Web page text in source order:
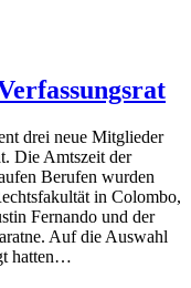
drei neue Mitglieder
Die Amtszeit der
Berufen wurden
in Colombo,
Fernando und der
Auf die Auswahl
hatten…